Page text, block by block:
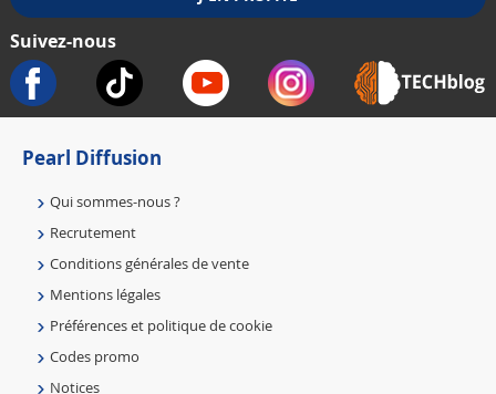
Suivez-nous
Pearl Diffusion
Qui sommes-nous ?
Recrutement
Conditions générales de vente
Mentions légales
Préférences et politique de cookie
Codes promo
Notices